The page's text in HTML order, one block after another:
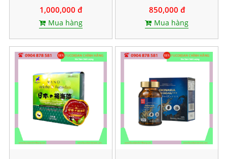
1,000,000 đ
Mua hàng
viên
850,000 đ
Mua hàng